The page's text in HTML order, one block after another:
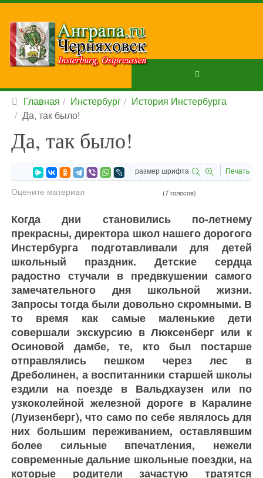
Главная Инстербург
История Инстербурга
Да, так было!
Да, так было!
размер шрифта Печать
Оцените материал (7 голосов)
Когда дни становились по-летнему
прекрасны, директора школ нашего дорогого
Инстербурга подготавливали для детей
школьный праздник. Детские сердца
радостно стучали в предвкушении самого
замечательного дня школьной жизни.
Запросы тогда были довольно скромными. В
то время как самые маленькие дети
совершали экскурсию в Люксенберг или к
Осиновой дамбе, те, кто был постарше
отправлялись пешком через лес в
Дреболинен, а воспитанники старшей школы
ездили на поезде в Вальдхаузен или по
узкоколейной железной дороге в Каралине
(Луизенберг), что само по себе являлось для
них большим переживанием, оставлявшим
более сильные впечатления, нежели
современные дальние школьные поездки, на
которые родители зачастую тратятся